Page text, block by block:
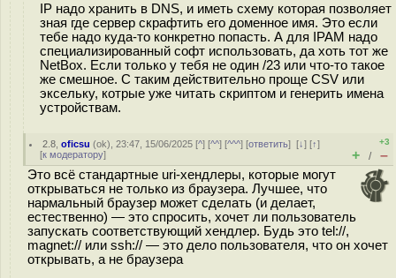
IP надо хранить в DNS, и иметь схему которая позволяет
зная где сервер скрафтить его доменное имя. Это если
тебе надо куда-то конкретно попасть. А для IPAM надо
специализированный софт использовать, да хоть тот же
NetBox. Если только у тебя не один /23 или что-то такое
же смешное. С таким действительно проще CSV или
эксельку, котрые уже читать скриптом и генерить имена
устройствам.
2.8 ,oficsu (ok), 23:47, 15/06/2025 [^] [^^] [^^^] [ответить][↓] [↑]
[к модератору]
+3
+ / –
Это всё стандартные uri-хендлеры, которые могут
открываться не только из браузера. Лучшее, что
нармальный браузер может сделать (и делает,
естественно) — это спросить, хочет ли пользователь
запускать соответствующий хендлер. Будь это tel://,
magnet:// или ssh:// — это дело пользователя, что он хочет
открывать, а не браузера